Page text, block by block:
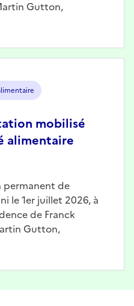
Gutton,
mobilisé
alimentaire
permanent de
le 1er juillet 2026, à
de Franck
Gutton,